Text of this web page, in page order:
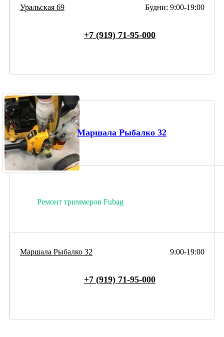
Будни: 9:00-19:00
Уральская 69
+7 (919) 71-95-000
Маршала Рыбалко 32
Ремонт триммеров Fubag
9:00-19:00
Маршала Рыбалко 32
+7 (919) 71-95-000